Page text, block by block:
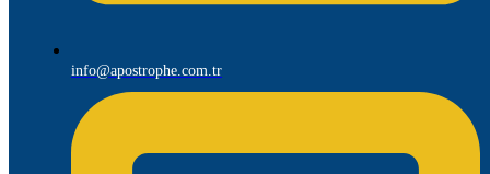
info@apostrophe.com.tr